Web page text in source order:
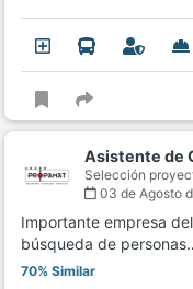
Asistente de
Selección
03 de Agosto
Importante empresa
búsqueda de
70% Similar